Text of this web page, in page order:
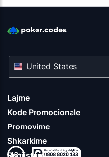
Lajme
Kode Promocionale
Promovime
Shkarkime
Regjistrimi
United States